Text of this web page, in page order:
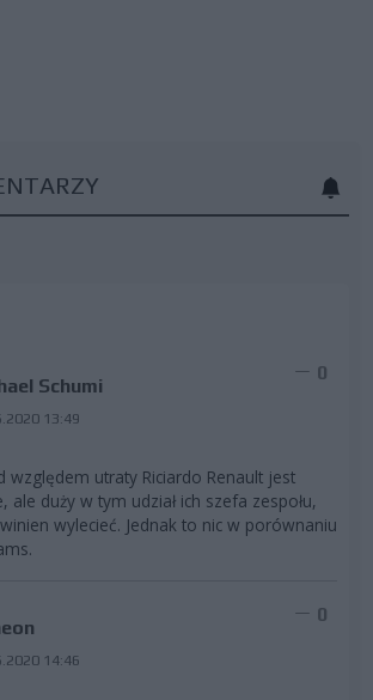
Schumi
13:49
0
względem utraty Riciardo Renault jest
ale duży w tym udział ich szefa zespołu,
wylecieć. Jednak to nic w porównaniu
14:46
0